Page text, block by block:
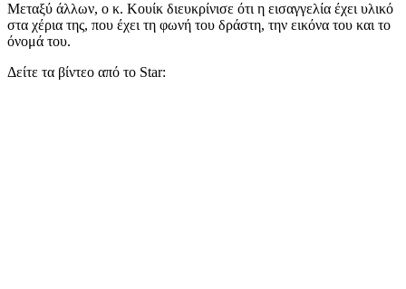
Μεταξύ άλλων, ο κ. Κουίκ διευκρίνισε ότι η εισαγγελία έχει υλικό
στα χέρια της, που έχει τη φωνή του δράστη, την εικόνα του και το
όνομά του.
Δείτε τα βίντεο από το Star: